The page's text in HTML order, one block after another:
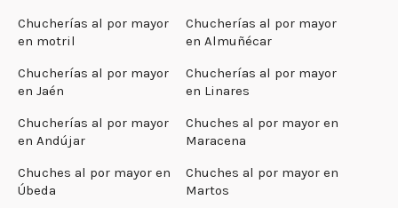
Chucherías al por mayor
en motril
Chucherías al por mayor
en Almuñécar
Chucherías al por mayor
en Jaén
Chucherías al por mayor
en Linares
Chucherías al por mayor
en Andújar
Chuches al por mayor en
Maracena
Chuches al por mayor en
Úbeda
Chuches al por mayor en
Martos